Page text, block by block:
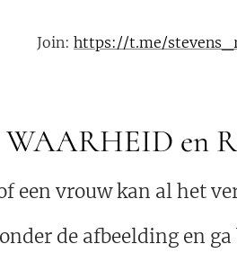
Join: https://t.me/
en
een vrouw kan al het
de afbeelding en